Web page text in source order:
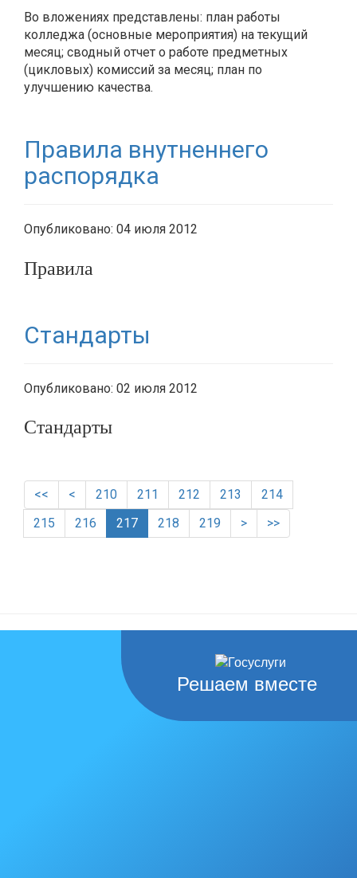
Во вложениях представлены: план работы
колледжа (основные мероприятия) на текущий
месяц; сводный отчет о работе предметных
(цикловых) комиссий за месяц; план по
улучшению качества.
Правила внутненнего
распорядка
Опубликовано: 04 июля 2012
Правила
Стандарты
Опубликовано: 02 июля 2012
Стандарты
<< < 210 211 212 213
214
215
216 217 218 219 > >>
Решаем вместе